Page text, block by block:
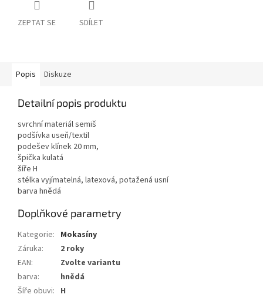
ZEPTAT SE SDÍLET
Popis Diskuze
Detailní popis produktu
svrchní materiál semiš
podšívka useň/textil
podešev klínek 20 mm,
špička kulatá
šíře H
stélka vyjímatelná, latexová, potažená usní
barva hnědá
Doplňkové parametry
Kategorie: Mokasíny
Záruka:
2 roky
EAN:
Zvolte variantu
barva:
hnědá
Šíře obuvi: H